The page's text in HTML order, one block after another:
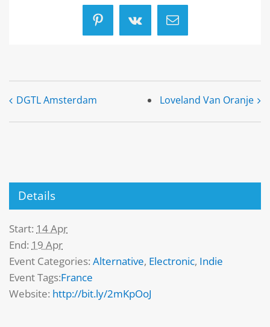
Pinterest
Vk Email
DGTL Amsterdam Loveland Van Oranje
Details
Start: 14 Apr
End: 19 Apr
Event Categories: Alternative, Electronic, Indie
Event Tags:France
Website: http://bit.ly/2mKpOoJ